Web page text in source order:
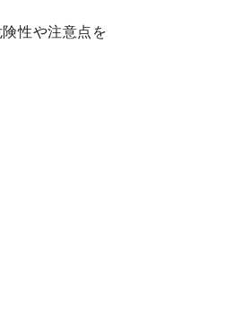
性や注意点を